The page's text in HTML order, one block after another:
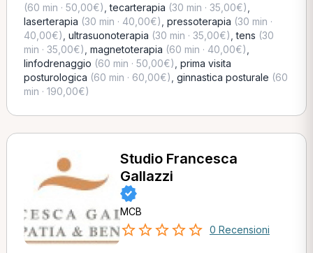
(60 min · 50,00€) ,tecarterapia (30 min · 35,00€)
laserterapia (30 min · 40,00€) pressoterapia (30 min ·
40,00€) ultrasuonoterapia (30 min · 35,00€) ,tens (30
min · 35,00€) magnetoterapia (60 min · 40,00€)
linfodrenaggio (60 min · 50,00€) prima visita
posturologica (60 min · 60,00€) ginnastica posturale (60
min · 190,00€)
Studio Francesca
Gallazzi
MCB
0 Recensioni